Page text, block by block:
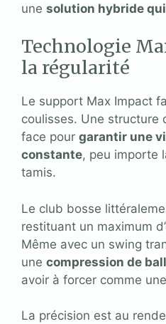
une solution hybride
Technologie
la régularité
Le support Max Impact
coulisses. Une structure
face pour garantir une
constante, peu importe
tamis.
Le club bosse
restituant un maximum
Même avec un swing
une compression de
avoir à forcer comme
La précision est au